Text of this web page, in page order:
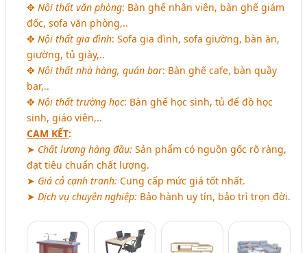
✥Nội thất văn phòng: Bàn ghế nhân viên, bàn ghế giám
đốc, sofa văn phòng,..
✥Nội thất gia đình: Sofa gia đình, sofa giường, bàn ăn,
giường, tủ giày,..
✥Nội thất nhà hàng, quán bar: Bàn ghế cafe, bàn quầy
bar,..
✥Nội thất trường học: Bàn ghế học sinh, tủ để đồ học
sinh, giáo viên,..
CAM KẾT:
➤ Chất lượng hàng đầu: Sản phẩm có nguồn gốc rõ ràng,
đạt tiêu chuẩn chất lượng.
➤ Giá cả cạnh tranh: Cung cấp mức giá tốt nhất.
➤Dịch vụ chuyên nghiệp: Bảo hành uy tín, bảo trì trọn đời.